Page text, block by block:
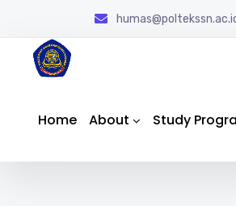
Home About Study